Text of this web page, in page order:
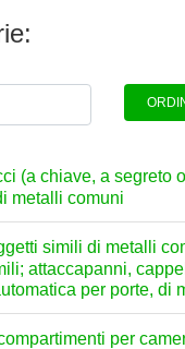
(a chiave, a
metalli comuni
simili di metalli
attaccapanni,
per porte, di
per